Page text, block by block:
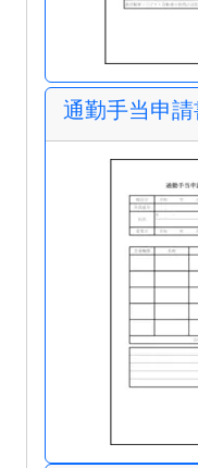
通勤手当申